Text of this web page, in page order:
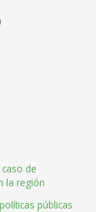
de
la región
públicas